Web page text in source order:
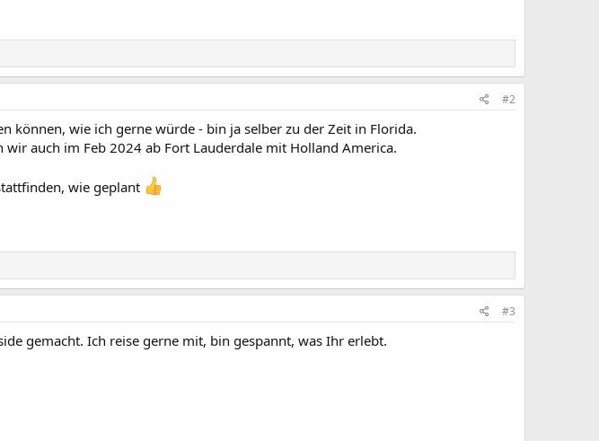
#2
können, wie ich gerne würde - bin ja selber zu der Zeit in Florida.
wir auch im Feb 2024 ab Fort Lauderdale mit Holland America.
wie geplant
#3
gemacht. Ich reise gerne mit, bin gespannt, was Ihr erlebt.